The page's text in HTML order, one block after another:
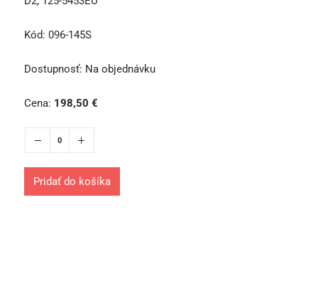
Kód: 096-145S
Dostupnosť: Na objednávku
Cena: 198,50 €
Pridať do košíka